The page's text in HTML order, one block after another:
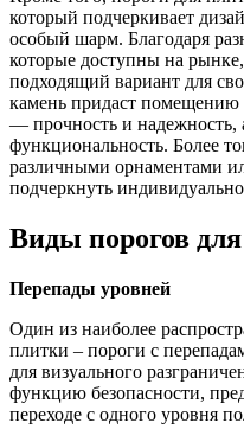
который подчеркивает
особый шарм. Благодаря
которые доступны на
подходящий вариант для
камень придаст помещению
— прочность и надежность,
функциональность. Более
различными орнаментами
подчеркнуть
Виды порогов
Перепады уровней
Один из наиболее
плитки – пороги с
для визуального
функцию безопасности,
переходе с одного уровня